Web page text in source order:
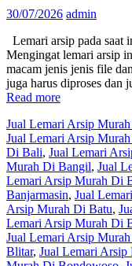
30/07/2026 admin
Lemari arsip pada saat
Mengingat lemari arsip
macam jenis jenis file
juga harus diproses dan
Read more
Jual Lemari Arsip
Jual Lemari Arsip
Di Bali, Jual Lemari
Murah Di Bangil, Jual
Lemari Arsip Murah Di
Banjarmasin, Jual
Arsip Murah Di Batu,
Lemari Arsip Murah Di
Jual Lemari Arsip
Blitar, Jual Lemari